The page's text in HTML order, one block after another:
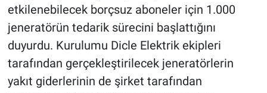
etkilenebilecek borçsuz aboneler için 1.000
jeneratörün tedarik sürecini başlattığını
duyurdu. Kurulumu Dicle Elektrik ekipleri
tarafından gerçekleştirilecek jeneratörlerin
yakıt giderlerinin de şirket tarafından